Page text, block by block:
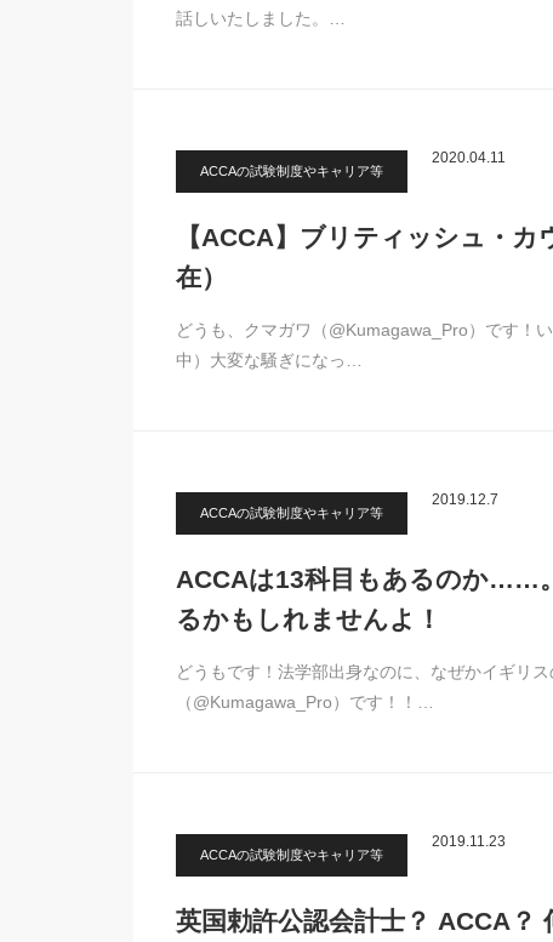
話しいたしました。…
ACCAの試験制度やキャリア等
2020.04.11
【ACCA】ブリティッシュ・
在）
どうも、クマガワ（@Kumagawa_Pro）です！
中）大変な騒ぎになっ…
ACCAの試験制度やキャリア等
2019.12.7
ACCAは13科目もあるのか……
るかもしれませんよ！
どうもです！法学部出身なのに、なぜかイギリ
（@Kumagawa_Pro）です！！…
ACCAの試験制度やキャリア等
2019.11.23
英国勅許公認会計士？ ACCA？